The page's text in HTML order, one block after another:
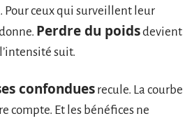
. Pour ceux qui surveillent leur
Perdre du poidsdevient
suit.
confondues recule. La courbe
compte. Et les bénéfices ne